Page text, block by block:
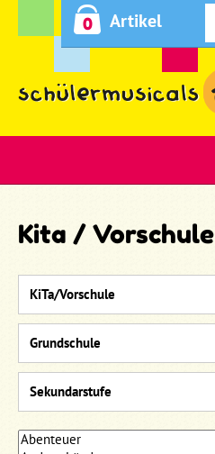
0 Artikel
Kita / Vorschule
KiTa/Vorschule
Grundschule
Sekundarstufe